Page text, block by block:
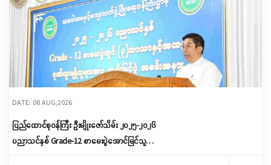
DATE: 08 AUG,2026
ပြည်ထောင်စုဝန်ကြီး ဦးမျိုးဇော်သိမ်း ၂၀၂၅-၂၀၂၆
ပညာသင်နှစ် Grade-12 စာမေးပွဲအောင်မြင်သူများ